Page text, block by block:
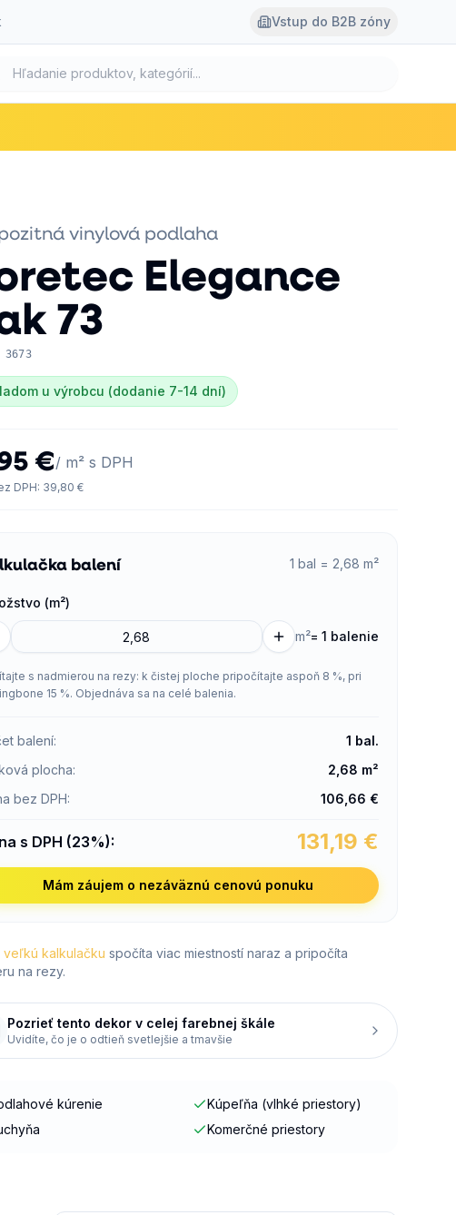
Vstup do B2B zóny
vinylová podlaha
Elegance
73
3673
u výrobcu (dodanie 7-14 dní)
€/ m² s DPH
DPH: 39,80 €
balení 1 bal = 2,68 m²
(m²)
m²= 1 balenie
s nadmierou na rezy: k čistej ploche pripočítajte aspoň 8 %, pri
15 %. Objednáva sa na celé balenia.
balení: 1 bal.
plocha: 2,68 m²
bez DPH: 106,66 €
s DPH (23%): 131,19 €
Mám záujem o nezáväznú cenovú ponuku
veľkú kalkulačku spočíta viac miestností naraz a pripočíta
na rezy.
Pozrieť tento dekor v celej farebnej škále
Uvidíte, čo je o odtieň svetlejšie a tmavšie
kúrenie
Kúpeľňa (vlhké priestory)
Komerčné priestory